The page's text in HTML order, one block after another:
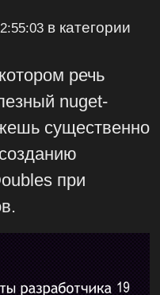
в категории
речь
nuget-
существенно
при